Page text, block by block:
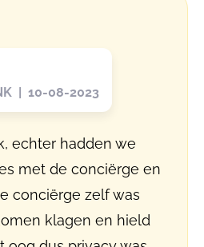
| 10-08-2023
echter hadden we
met de conciërge en
conciërge zelf was
klagen en hield